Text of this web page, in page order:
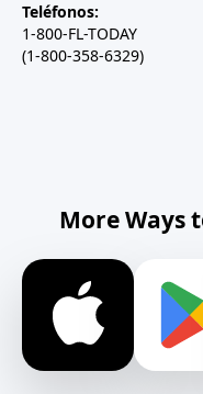
Teléfonos:
1-800-FL-TODAY
(1-800-358-6329)
More Ways